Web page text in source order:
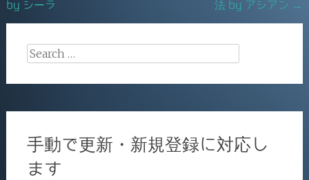
k
navigation
by シーラ 法 by アシアン →
Search
手動で更新・新規登録に対応し
ます